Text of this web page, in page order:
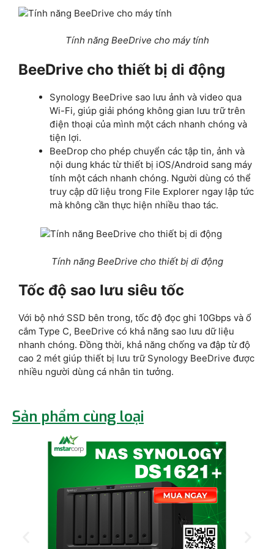
Tính năng BeeDrive cho máy tính
BeeDrive cho thiết bị di động
Synology BeeDrive sao lưu ảnh và video qua
Wi-Fi, giúp giải phóng không gian lưu trữ trên
điện thoại của mình một cách nhanh chóng và
tiện lợi.
BeeDrop cho phép chuyển các tập tin, ảnh và
nội dung khác từ thiết bị iOS/Android sang máy
tính một cách nhanh chóng. Người dùng có thể
truy cập dữ liệu trong File Explorer ngay lập tức
mà không cần thực hiện nhiều thao tác.
Tính năng BeeDrive cho thiết bị di động
Tốc độ sao lưu siêu tốc
Với bộ nhớ SSD bên trong, tốc độ đọc ghi 10Gbps và ổ
cắm Type C, BeeDrive có khả năng sao lưu dữ liệu
nhanh chóng. Đồng thời, khả năng chống va đập từ độ
cao 2 mét giúp thiết bị lưu trữ Synology BeeDrive được
nhiều người dùng cá nhân tin tưởng.
Sản phẩm cùng loại